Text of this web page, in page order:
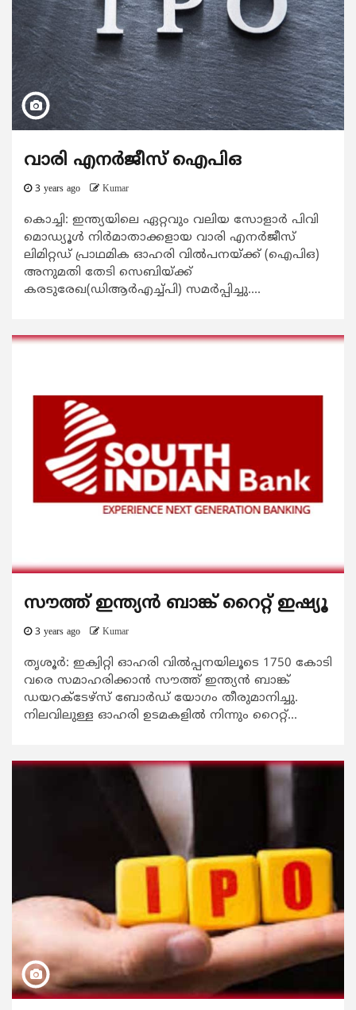
വാരി എനര്‍ജീസ് ഐപിഒ
3 years ago Kumar
കൊച്ചി: ഇന്ത്യയിലെ ഏറ്റവും വലിയ സോളാര്‍ പിവി
മൊഡ്യൂള്‍ നിര്‍മാതാക്കളായ വാരി എനര്‍ജീസ്
ലിമിറ്റഡ് പ്രാഥമിക ഓഹരി വില്‍പനയ്ക്ക് (ഐപിഒ)
അനുമതി തേടി സെബിയ്ക്ക്
കരടുരേഖ(ഡിആര്‍എച്ച്പി) സമര്‍പ്പിച്ചു....
സൗത്ത് ഇന്ത്യന്‍ ബാങ്ക് റൈറ്റ് ഇഷ്യൂ
3 years ago Kumar
തൃശൂര്‍: ഇക്വിറ്റി ഓഹരി വില്‍പ്പനയിലൂടെ 1750 കോടി
വരെ സമാഹരിക്കാന്‍ സൗത്ത് ഇന്ത്യന്‍ ബാങ്ക്
ഡയറക്‌ടേഴ്‌സ് ബോര്‍ഡ് യോഗം തീരുമാനിച്ചു.
നിലവിലുള്ള ഓഹരി ഉടമകളിൽ നിന്നും റൈറ്റ്...